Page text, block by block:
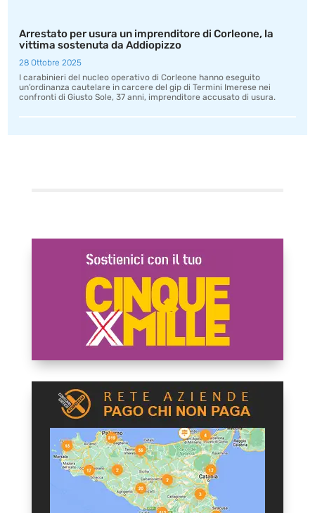
Arrestato per usura un imprenditore di Corleone, la
vittima sostenuta da Addiopizzo
28 Ottobre 2025
I carabinieri del nucleo operativo di Corleone hanno eseguito
un’ordinanza cautelare in carcere del gip di Termini Imerese nei
confronti di Giusto Sole, 37 anni, imprenditore accusato di usura.